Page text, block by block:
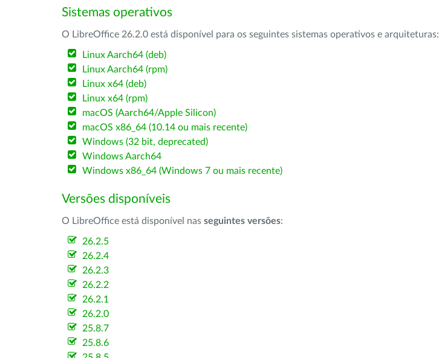
Sistemas operativos
O LibreOffice 26.2.0 está disponível para os seguintes sistemas operativos e arquiteturas:
Linux Aarch64 (deb)
Linux Aarch64 (rpm)
Linux x64 (deb)
Linux x64 (rpm)
macOS (Aarch64/Apple Silicon)
macOS x86_64 (10.14 ou mais recente)
Windows (32 bit, deprecated)
Windows Aarch64
Windows x86_64 (Windows 7 ou mais recente)
Versões disponíveis
O LibreOffice está disponível nas seguintes versões:
26.2.5
26.2.4
26.2.3
26.2.2
26.2.1
26.2.0
25.8.7
25.8.6